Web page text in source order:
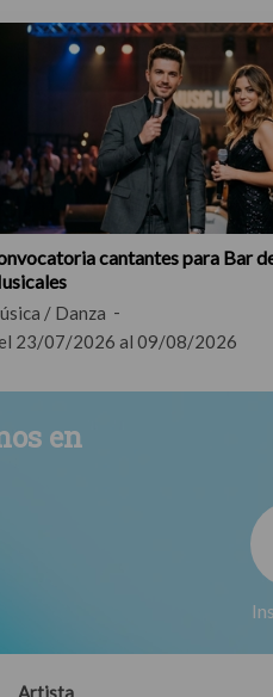
cantantes para Bar
/ Danza
23/07/2026 al 09/08/2026
en
Artista